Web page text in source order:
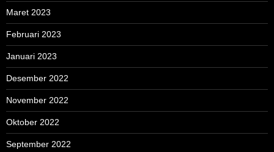
Maret 2023
Februari 2023
Januari 2023
Desember 2022
November 2022
Oktober 2022
September 2022